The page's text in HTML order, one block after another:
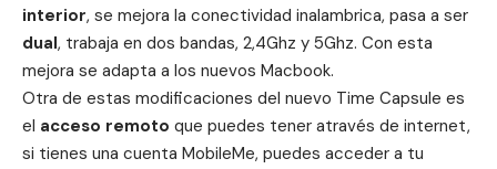
interior, se mejora la conectividad inalambrica, pasa a ser
dual, trabaja en dos bandas, 2,4Ghz y 5Ghz. Con esta
mejora se adapta a los nuevos Macbook.
Otra de estas modificaciones del nuevo Time Capsule es
el acceso remoto que puedes tener através de internet,
si tienes una cuenta MobileMe, puedes acceder a tu